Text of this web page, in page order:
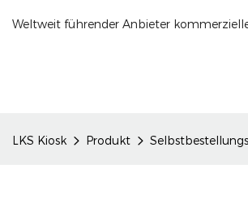
Weltweit führender Anbieter
LKS Kiosk Produkt